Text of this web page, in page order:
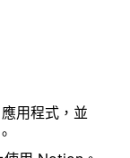
用程式，並